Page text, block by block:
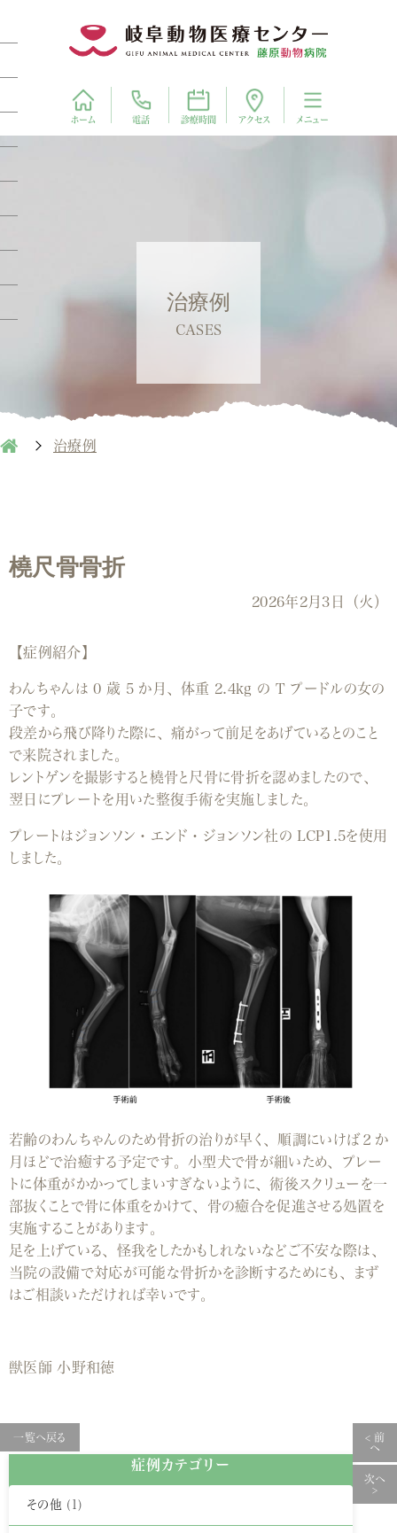
ホーム 電話 診療時間 アクセス メニュー
治療例
CASES
治療例
橈尺骨骨折
2026年2月3日（火）
【症例紹介】
わんちゃんは 0 歳 5 か月、体重 2.4kg の T プードルの女の
子です。
段差から飛び降りた際に、痛がって前足をあげているとのこと
で来院されました。
レントゲンを撮影すると橈骨と尺骨に骨折を認めましたので、
翌日にプレートを用いた整復手術を実施しました。
プレートはジョンソン・エンド・ジョンソン社の LCP1.5を使用
しました。
若齢のわんちゃんのため骨折の治りが早く、順調にいけば２か
月ほどで治癒する予定です。小型犬で骨が細いため、プレー
トに体重がかかってしまいすぎないように、術後スクリューを一
部抜くことで骨に体重をかけて、骨の癒合を促進させる処置を
実施することがあります。
足を上げている、怪我をしたかもしれないなどご不安な際は、
当院の設備で対応が可能な骨折かを診断するためにも、まず
はご相談いただければ幸いです。
獣医師 小野和徳
一覧へ戻る
< 前
へ
次へ
>
症例カテゴリー
その他 (1)